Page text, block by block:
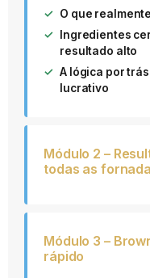
O que
Ingredientes
resultado alto
A lógica por
lucrativo
Módulo 2 –
todas as
Módulo 3 –
rápido